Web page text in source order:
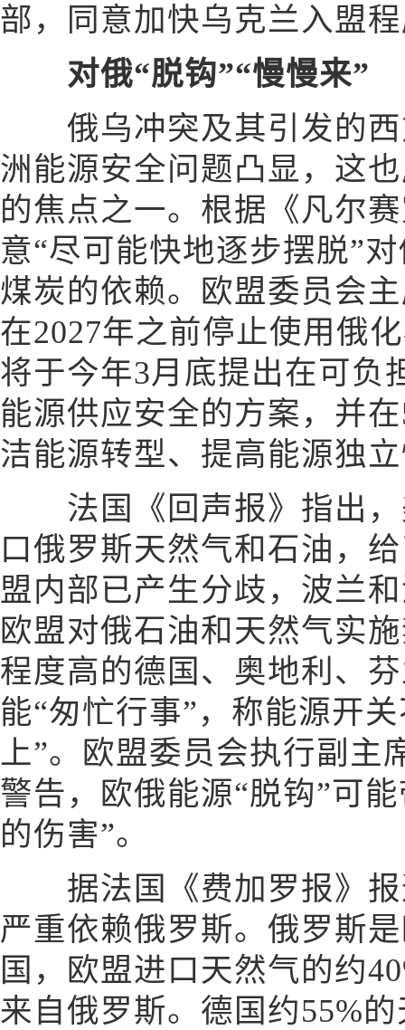
部，同意加快乌克兰入盟
对俄“脱钩”“慢慢来”
俄乌冲突及其引发的西
洲能源安全问题凸显，这
的焦点之一。根据《凡尔
意“尽可能快地逐步摆脱”
煤炭的依赖。欧盟委员会
在2027年之前停止使用俄
将于今年3月底提出在可负
能源供应安全的方案，并
洁能源转型、提高能源独
法国《回声报》指出，
口俄罗斯天然气和石油，
盟内部已产生分歧，波兰
欧盟对俄石油和天然气实
程度高的德国、奥地利、
能“匆忙行事”，称能源开
上”。欧盟委员会执行副主
警告，欧俄能源“脱钩”可
的伤害”。
据法国《费加罗报》报
严重依赖俄罗斯。俄罗斯
国，欧盟进口天然气的约
来自俄罗斯。德国约55%